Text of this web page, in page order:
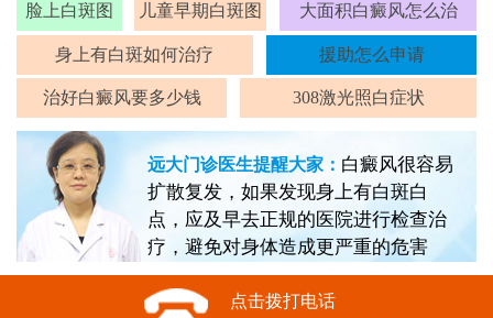
脸上白斑图 儿童早期白斑图 大面积白癜风怎么治
身上有白斑如何治疗 援助怎么申请
治好白癜风要多少钱 308激光照白症状
远大门诊医生提醒大家： 白癜风很容易
扩散复发，如果发现身上有白斑白
点，应及早去正规的医院进行检查治
疗，避免对身体造成更严重的危害
点击拨打电话